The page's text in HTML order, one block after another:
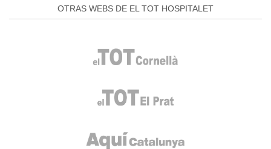
OTRAS WEBS DE EL TOT HOSPITALET